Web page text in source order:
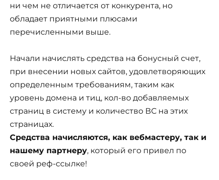
ни чем не отличается от конкурента, но
обладает приятными плюсами
перечисленными выше.
Начали начислять средства на бонусный счет,
при внесении новых сайтов, удовлетворяющих
определенным требованиям, таким как
уровень домена и тиц, кол-во добавляемых
страниц в систему и количество ВС на этих
страницах.
Средства начисляются, как вебмастеру, так и
нашему партнеру, который его привел по
своей реф-ссылке!